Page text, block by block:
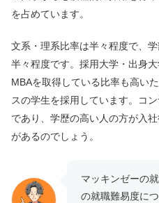
を占めています。
文系・理系比率は半々程度で、
半々程度です。採用大学・出身
MBAを取得している比率も高い
スの学生を採用しています。コ
であり、学歴の高い人の方が入
があるのでしょう。
マッキンゼーの
の就職難易度に